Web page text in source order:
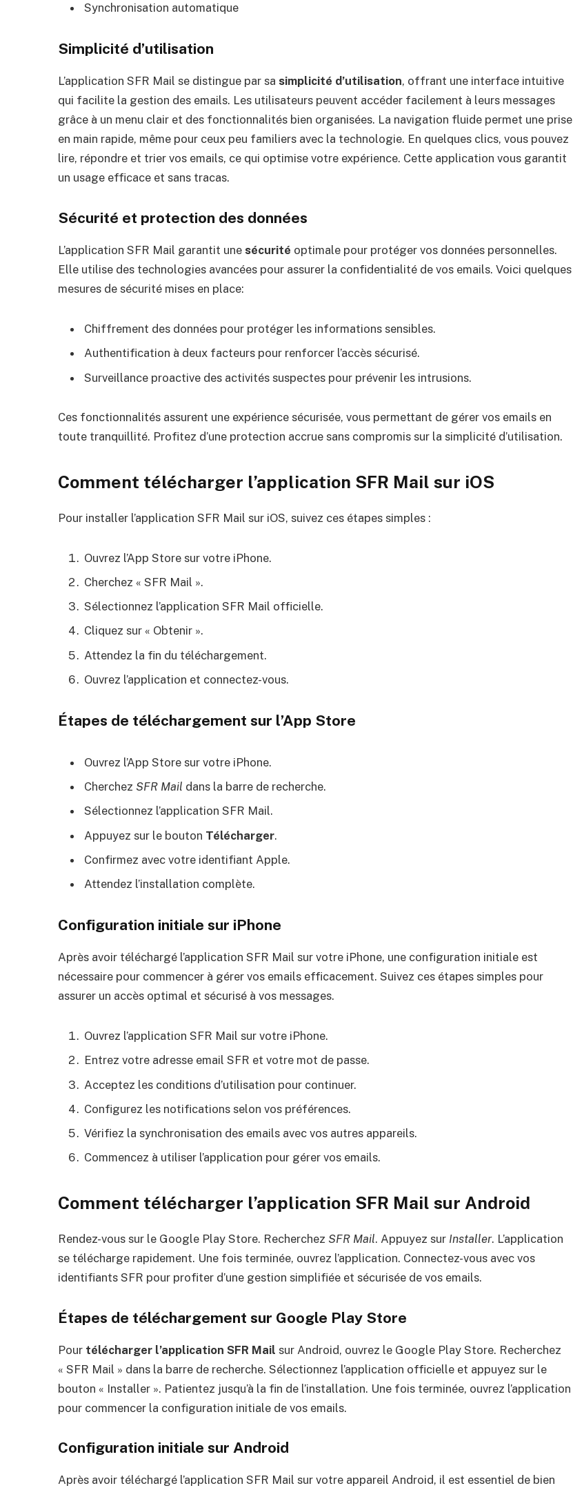
Synchronisation automatique
Simplicité d’utilisation
L’application SFR Mail se distingue par sasimplicité d’utilisation, offrant une interface intuitive
qui facilite la gestion des emails. Les utilisateurs peuvent accéder facilement à leurs messages
grâce à un menu clair et des fonctionnalités bien organisées. La navigation fluide permet une prise
en main rapide, même pour ceux peu familiers avec la technologie. En quelques clics, vous pouvez
lire, répondre et trier vos emails, ce qui optimise votre expérience. Cette application vous garantit
un usage efficace et sans tracas.
Sécurité et protection des données
L’application SFR Mail garantit unesécurité optimale pour protéger vos données personnelles.
Elle utilise des technologies avancées pour assurer la confidentialité de vos emails. Voici quelques
mesures de sécurité mises en place:
Chiffrement des données pour protéger les informations sensibles.
Authentification à deux facteurs pour renforcer l’accès sécurisé.
Surveillance proactive des activités suspectes pour prévenir les intrusions.
Ces fonctionnalités assurent une expérience sécurisée, vous permettant de gérer vos emails en
toute tranquillité. Profitez d’une protection accrue sans compromis sur la simplicité d’utilisation.
Comment télécharger l’application SFR Mail sur iOS
Pour installer l’application SFR Mail sur iOS, suivez ces étapes simples :
Ouvrez l’App Store sur votre iPhone.
Cherchez « SFR Mail ».
Sélectionnez l’application SFR Mail officielle.
Cliquez sur « Obtenir ».
Attendez la fin du téléchargement.
Ouvrez l’application et connectez-vous.
Étapes de téléchargement sur l’App Store
Ouvrez l’App Store sur votre iPhone.
Cherchez SFR Mail dans la barre de recherche.
Sélectionnez l’application SFR Mail.
Appuyez sur le bouton Télécharger.
Confirmez avec votre identifiant Apple.
Attendez l’installation complète.
Configuration initiale sur iPhone
Après avoir téléchargé l’application SFR Mail sur votre iPhone, une configuration initiale est
nécessaire pour commencer à gérer vos emails efficacement. Suivez ces étapes simples pour
assurer un accès optimal et sécurisé à vos messages.
Ouvrez l’application SFR Mail sur votre iPhone.
Entrez votre adresse email SFR et votre mot de passe.
Acceptez les conditions d’utilisation pour continuer.
Configurez les notifications selon vos préférences.
Vérifiez la synchronisation des emails avec vos autres appareils.
Commencez à utiliser l’application pour gérer vos emails.
Comment télécharger l’application SFR Mail sur Android
Rendez-vous sur le Google Play Store. Recherchez SFR Mail. Appuyez sur Installer. L’application
se télécharge rapidement. Une fois terminée, ouvrez l’application. Connectez-vous avec vos
identifiants SFR pour profiter d’une gestion simplifiée et sécurisée de vos emails.
Étapes de téléchargement sur Google Play Store
Pour télécharger l’application SFR Mail sur Android, ouvrez le Google Play Store. Recherchez
« SFR Mail » dans la barre de recherche. Sélectionnez l’application officielle et appuyez sur le
bouton « Installer ». Patientez jusqu’à la fin de l’installation. Une fois terminée, ouvrez l’application
pour commencer la configuration initiale de vos emails.
Configuration initiale sur Android
Après avoir téléchargé l’application SFR Mail sur votre appareil Android, il est essentiel de bien